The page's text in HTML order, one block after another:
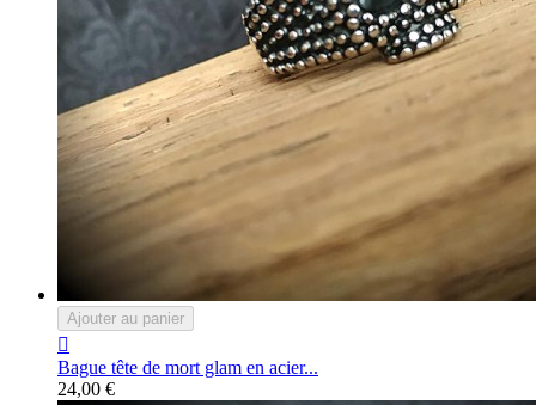
Ajouter au panier

Bague tête de mort glam en acier...
24,00 €